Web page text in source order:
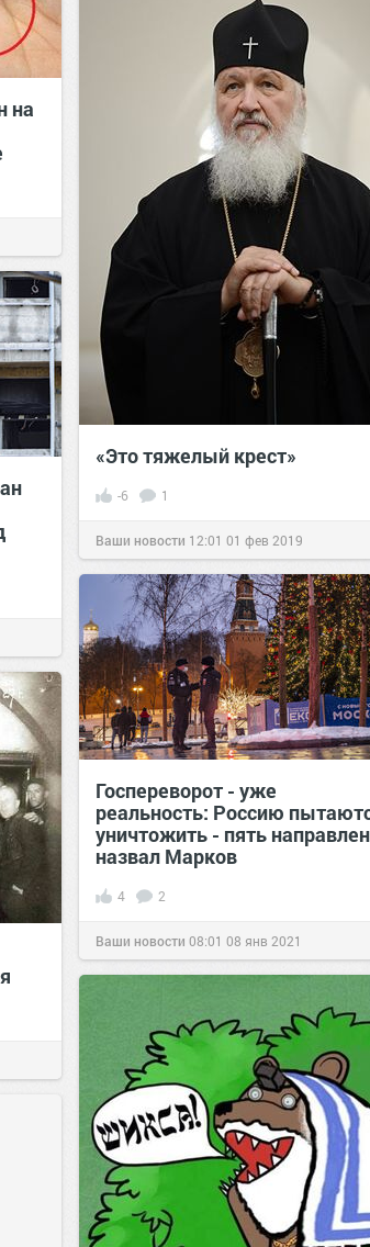
на
«Это тяжелый крест»
-6 1
Ваши новости 12:01 01 фев 2019
Госпереворот - уже
реальность: Россию
уничтожить - пять
назвал Марков
4 2
Ваши новости 08:01 08 янв 2021